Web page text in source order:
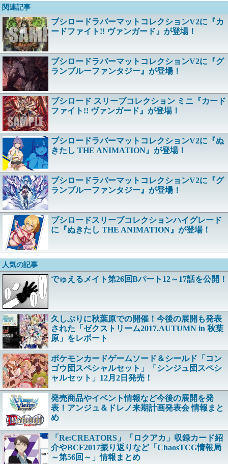
関連記事
ブシロードラバーマットコレクションV2に『カ
ードファイト!! ヴァンガード』が登場！
ブシロードラバーマットコレクションV2に『グ
ランブルーファンタジー』が登場！
ブシロード スリーブコレクション ミニ『カード
ファイト!! ヴァンガード』が登場！
ブシロードラバーマットコレクションV2に『ぬ
きたし THE ANIMATION』が登場！
ブシロードラバーマットコレクションV2に『グ
ランブルーファンタジー』が登場！
ブシロードスリーブコレクションハイグレード
に『ぬきたし THE ANIMATION』が登場！
人気の記事
でゅえるメイト第26回Bパート12～17話を公開！
久しぶりに秋葉原での開催！今後の展開も発表
された「ゼクストリーム2017.AUTUMN in 秋葉
原」をレポート
ポケモンカードゲームソード＆シールド「コン
ゴウ団スペシャルセット」「シンジュ団スペシ
ャルセット」12月2日発売！
発売商品やイベント情報など今後の展開を発
表！アンジュ＆ドレノ来期計画発表会 情報まと
め
「Re:CREATORS」「ロクアカ」収録カード紹
介やBCF2017振り返りなど「ChaosTCG情報局
～第56回～」情報まとめ